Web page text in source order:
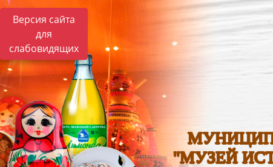
Версия сайта
для
слабовидящих
"МУЗЕЙ